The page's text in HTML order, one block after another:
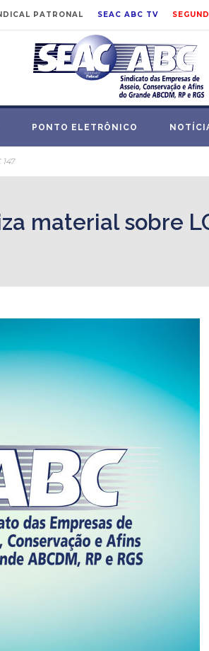
PATRONAL SEAC ABC TV
PONTO ELETRÔNICO
material sobre